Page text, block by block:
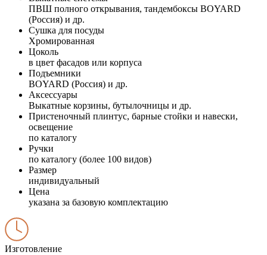
ПВШ полного открывания, тандембоксы BOYARD
(Россия) и др.
Сушка для посуды
Хромированная
Цоколь
в цвет фасадов или корпуса
Подъемники
BOYARD (Россия) и др.
Аксессуары
Выкатные корзины, бутылочницы и др.
Пристеночный плинтус, барные стойки и навески,
освещение
по каталогу
Ручки
по каталогу (более 100 видов)
Размер
индивидуальный
Цена
указана за базовую комплектацию
Изготовление